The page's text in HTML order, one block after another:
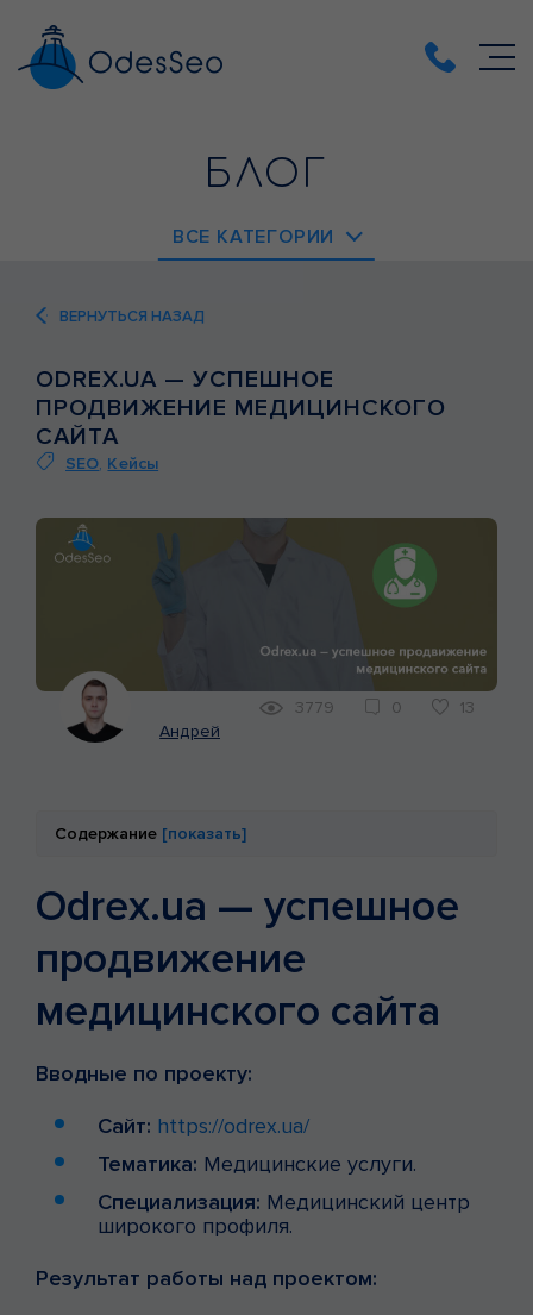
БЛОГ
ВСЕ КАТЕГОРИИ
SEO
ВЕБ-РАЗРАБОТКА
КЕЙСЫ
ВЕРНУТЬСЯ НАЗАД
ODREX.UA — УСПЕШНОЕ
ПРОДВИЖЕНИЕ МЕДИЦИНСКОГО
САЙТА
SEO, Кейсы
Андрей
3779 0 13
Содержание [показать]
Odrex.ua — успешное
продвижение
медицинского сайта
Вводные по проекту:
Сайт: https://odrex.ua/
Тематика: Медицинские услуги.
Специализация: Медицинский центр
широкого профиля.
Результат работы над проектом: